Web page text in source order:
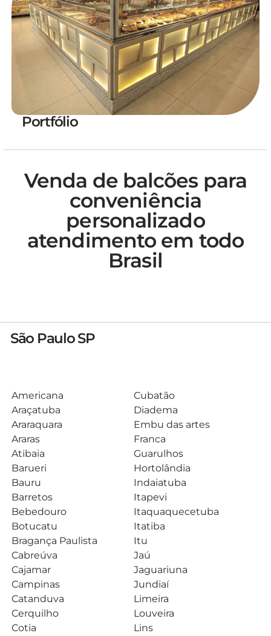
Portfólio
Venda de balcões para
conveniência
personalizado
atendimento em todo
Brasil
São Paulo SP
Americana
Araçatuba
Araraquara
Araras
Atibaia
Barueri
Bauru
Barretos
Bebedouro
Botucatu
Bragança Paulista
Cabreúva
Cajamar
Campinas
Catanduva
Cerquilho
Cotia
Cubatão
Diadema
Embu das artes
Franca
Guarulhos
Hortolândia
Indaiatuba
Itapevi
Itaquaquecetuba
Itatiba
Itu
Jaú
Jaguariuna
Jundiaí
Limeira
Louveira
Lins